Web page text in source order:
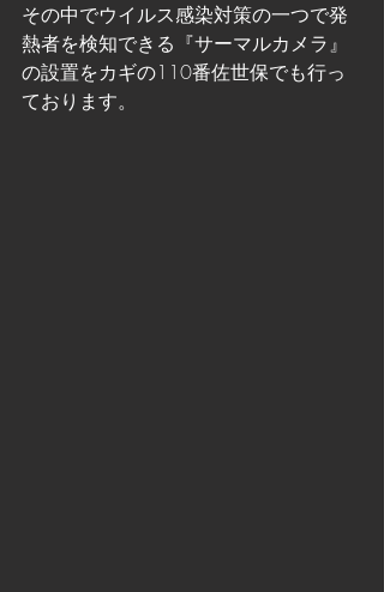
その中でウイルス感染対策の一つで発
熱者を検知できる『サーマルカメラ』
の設置をカギの110番佐世保でも行っ
ております。